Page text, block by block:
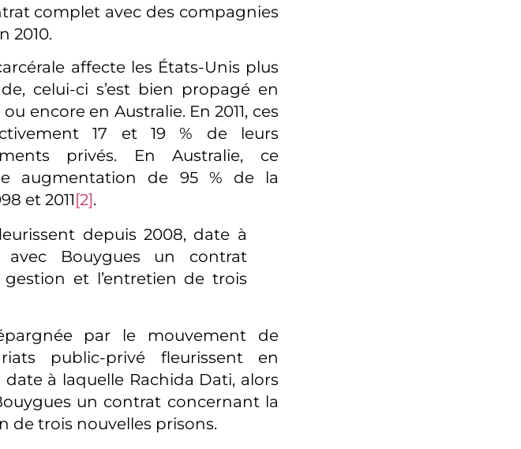
complet avec des compagnies
2010.
affecte les États-Unis plus
celui-ci s’est bien propagé en
encore en Australie. En 2011, ces
17 et 19 % de leurs
privés. En Australie, ce
augmentation de 95 % de la
et 2011[2].
depuis 2008, date à
Bouygues un contrat
et l’entretien de trois
par le mouvement de
public-privé fleurissent en
à laquelle Rachida Dati, alors
un contrat concernant la
de trois nouvelles prisons.